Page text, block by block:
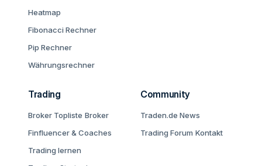
Heatmap
Fibonacci Rechner
Pip Rechner
Währungsrechner
Trading
Broker Topliste Broker
Finfluencer & Coaches
Trading lernen
Community
Traden.de News
Trading Forum Kontakt